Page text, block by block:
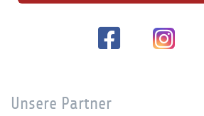
Unsere Partner